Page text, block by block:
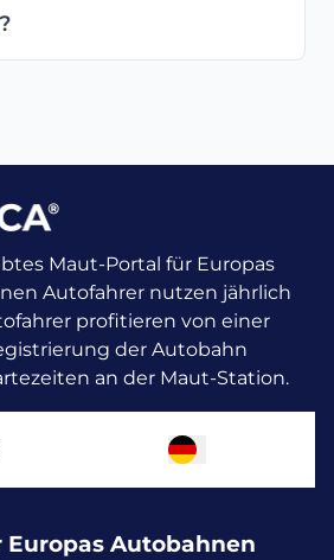
Maut-Portal für Europas
Autofahrer nutzen jährlich
profitieren von einer
der Autobahn
an der Maut-Station.
Autobahnen